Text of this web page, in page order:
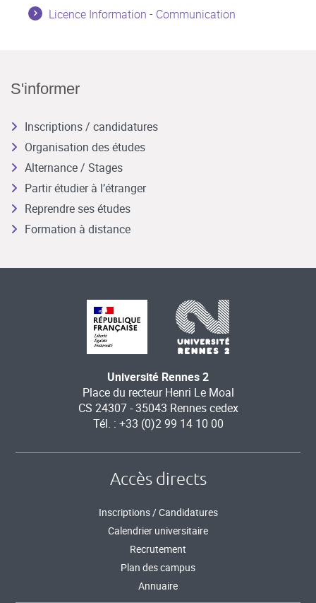
Licence Information - Communication
S'informer
Inscriptions / candidatures
Organisation des études
Alternance / Stages
Partir étudier à l’étranger
Reprendre ses études
Formation à distance
Université Rennes 2
Place du recteur Henri Le Moal
CS 24307 - 35043 Rennes cedex
Tél. : +33 (0)2 99 14 10 00
Accès directs
Inscriptions / Candidatures
Calendrier universitaire
Recrutement
Plan des campus
Annuaire